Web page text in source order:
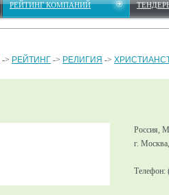
РЕЙТИНГ КОМПАНИЙ
-> РЕЙТИНГ -> РЕЛИГИЯ ->
Россия,
г.
Телефон: